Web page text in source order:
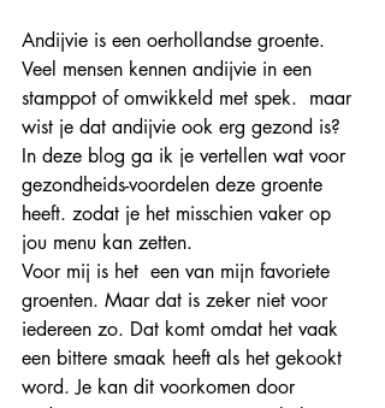
Andijvie is een oerhollandse groente.
Veel mensen kennen andijvie in een
stamppot of omwikkeld met spek.  maar
wist je dat andijvie ook erg gezond is?
In deze blog ga ik je vertellen wat voor
gezondheids-voordelen deze groente
heeft. zodat je het misschien vaker op
jou menu kan zetten.
Voor mij is het  een van mijn favoriete
groenten. Maar dat is zeker niet voor
iedereen zo. Dat komt omdat het vaak
een bittere smaak heeft als het gekookt
word. Je kan dit voorkomen door